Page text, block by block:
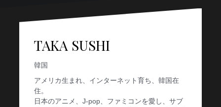
TAKA SUSHI
韓国
アメリカ生まれ、インターネット育ち、韓国在
住。
日本のアニメ、J-pop、ファミコンを愛し、サブ